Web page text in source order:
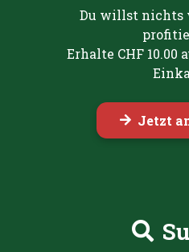
Du willst nichts
Erhalte CHF 10.00
Jetzt